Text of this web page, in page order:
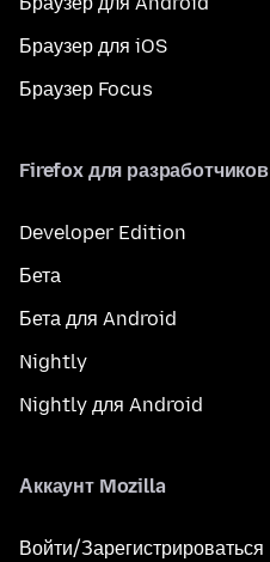
Браузер для iOS
Браузер Focus
Firefox для разработчиков
Developer Edition
Бета
Бета для Android
Nightly
Nightly для Android
Аккаунт Mozilla
Войти/Зарегистрироваться